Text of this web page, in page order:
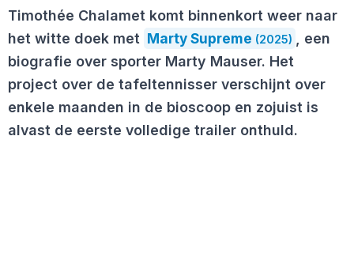
Timothée Chalamet komt binnenkort weer naar
het witte doek met Marty Supreme (2025) , een
biografie over sporter Marty Mauser. Het
project over de tafeltennisser verschijnt over
enkele maanden in de bioscoop en zojuist is
alvast de eerste volledige trailer onthuld.